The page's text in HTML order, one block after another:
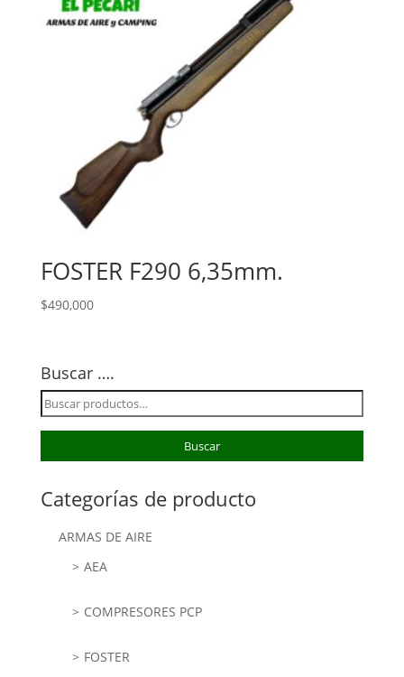
FOSTER F290 6,35mm.
$490,000
Buscar ….
Buscar
por:
Buscar
Categorías de producto
ARMAS DE AIRE
AEA
COMPRESORES PCP
FOSTER